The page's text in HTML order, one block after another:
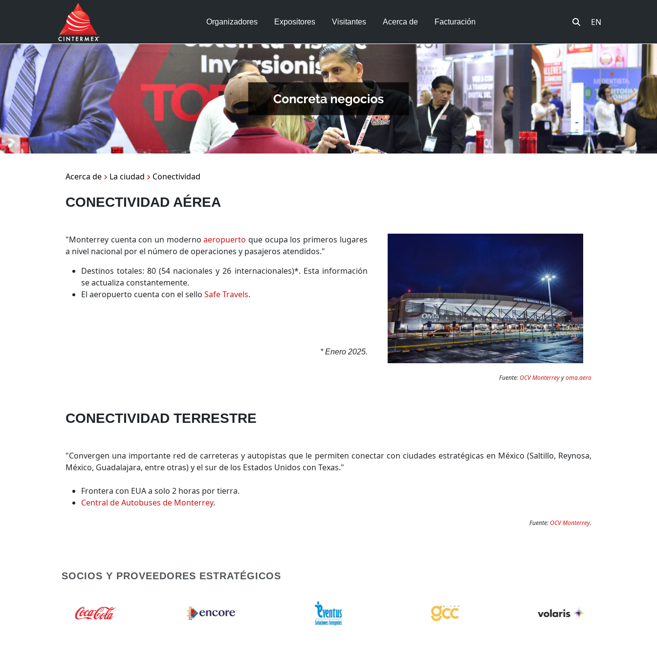
Organizadores Expositores Visitantes Acerca de Facturación EN
Acerca de La ciudad Conectividad
CONECTIVIDAD AÉREA
"Monterrey cuenta con un modernoaeropuerto que ocupa los primeros lugares
a nivel nacional por el número de operaciones y pasajeros atendidos."
Destinos totales: 80 (54 nacionales y 26 internacionales)*. Esta información
se actualiza constantemente.
El aeropuerto cuenta con el sello Safe Travels.
* Enero 2025.
Fuente:OCV Monterreyyoma.aero
CONECTIVIDAD TERRESTRE
"Convergen una importante red de carreteras y autopistas que le permiten conectar con ciudades estratégicas en México (Saltillo, Reynosa,
México, Guadalajara, entre otras) y el sur de los Estados Unidos con Texas."
Frontera con EUA a solo 2 horas por tierra.
Central de Autobuses de Monterrey.
Fuente:OCV Monterrey.
SOCIOS Y PROVEEDORES ESTRATÉGICOS